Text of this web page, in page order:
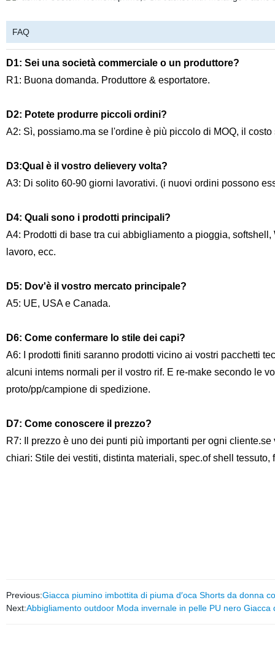
FAQ
D1: Sei una società commerciale o un produttore?
R1: Buona domanda. Produttore & esportatore.
D2: Potete produrre piccoli ordini?
A2: Sì, possiamo.ma se l'ordine è più piccolo di MOQ, il
D3:Qual è il vostro delievery volta?
A3: Di solito 60-90 giorni lavorativi. (i nuovi ordini possono
D4: Quali sono i prodotti principali?
A4: Prodotti di base tra cui abbigliamento a pioggia,
lavoro, ecc.
D5: Dov'è il vostro mercato principale?
A5: UE, USA e Canada.
D6: Come confermare lo stile dei capi?
A6: I prodotti finiti saranno prodotti vicino ai vostri pacchetti
alcuni intems normali per il vostro rif. E re-make secondo le
proto/pp/campione di spedizione.
D7: Come conoscere il prezzo?
R7: Il prezzo è uno dei punti più importanti per ogni
chiari: Stile dei vestiti, distinta materiali, spec.of shell
Previous:Giacca piumino imbottita di piuma d′oca Shorts da donna
Next:Abbigliamento outdoor Moda invernale in pelle PU nero Giacca